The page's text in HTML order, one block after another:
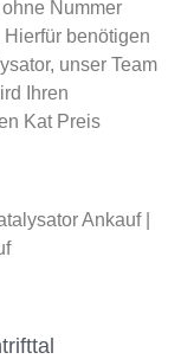
Nummer
benötigen
unser Team
Ihren
Kat Preis